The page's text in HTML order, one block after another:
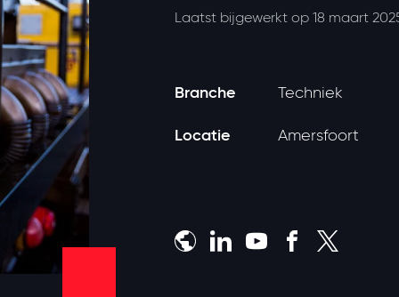
Laatst bijgewerkt op 18 maart
Branche
Locatie
Techniek
Amersfoort